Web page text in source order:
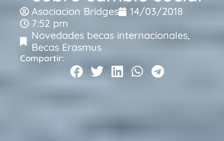
Asociacion Bridges
14/03/2018
7:52 pm
Novedades becas internacionales,
Becas Erasmus
Compartir: